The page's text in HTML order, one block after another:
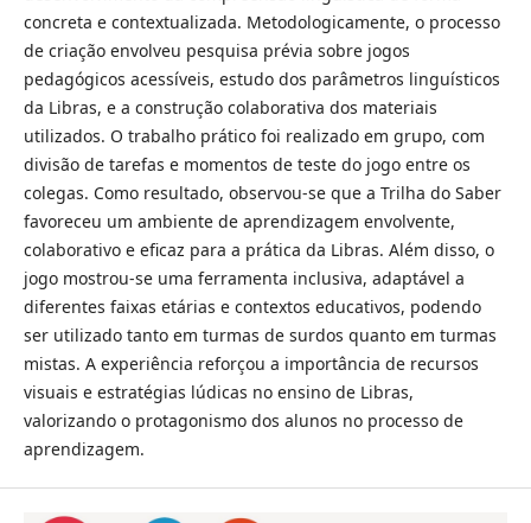
concreta e contextualizada. Metodologicamente, o processo
de criação envolveu pesquisa prévia sobre jogos
pedagógicos acessíveis, estudo dos parâmetros linguísticos
da Libras, e a construção colaborativa dos materiais
utilizados. O trabalho prático foi realizado em grupo, com
divisão de tarefas e momentos de teste do jogo entre os
colegas. Como resultado, observou-se que a Trilha do Saber
favoreceu um ambiente de aprendizagem envolvente,
colaborativo e eficaz para a prática da Libras. Além disso, o
jogo mostrou-se uma ferramenta inclusiva, adaptável a
diferentes faixas etárias e contextos educativos, podendo
ser utilizado tanto em turmas de surdos quanto em turmas
mistas. A experiência reforçou a importância de recursos
visuais e estratégias lúdicas no ensino de Libras,
valorizando o protagonismo dos alunos no processo de
aprendizagem.